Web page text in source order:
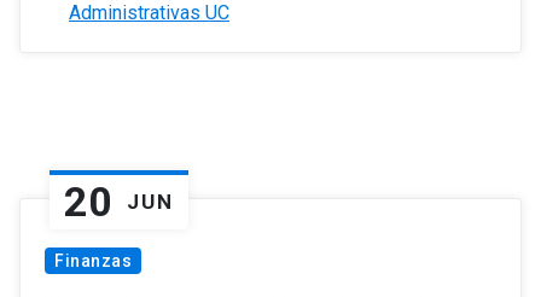
Administrativas UC
20 JUN
Finanzas